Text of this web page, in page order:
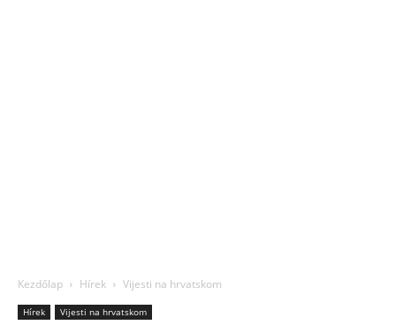
Kezdőlap Hírek Vijesti na hrvatskom
Hírek Vijesti na hrvatskom